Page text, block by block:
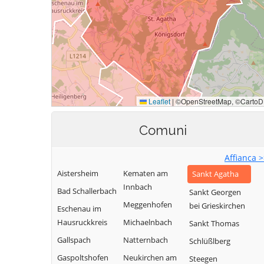
Comuni
Affianca
Aistersheim
Bad Schallerbach
Eschenau im
Hausruckkreis
Gallspach
Gaspoltshofen
Kematen am
Innbach
Meggenhofen
Michaelnbach
Natternbach
Neukirchen am
Sankt Agatha
Sankt Georgen
bei Grieskirchen
Sankt Thomas
Schlüßlberg
Steegen